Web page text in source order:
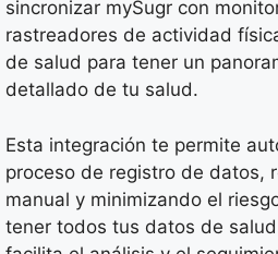
sincronizar mySugr con
rastreadores de actividad
de salud para tener un
detallado de tu salud.
Esta integración te permite
proceso de registro de datos,
manual y minimizando el
tener todos tus datos de